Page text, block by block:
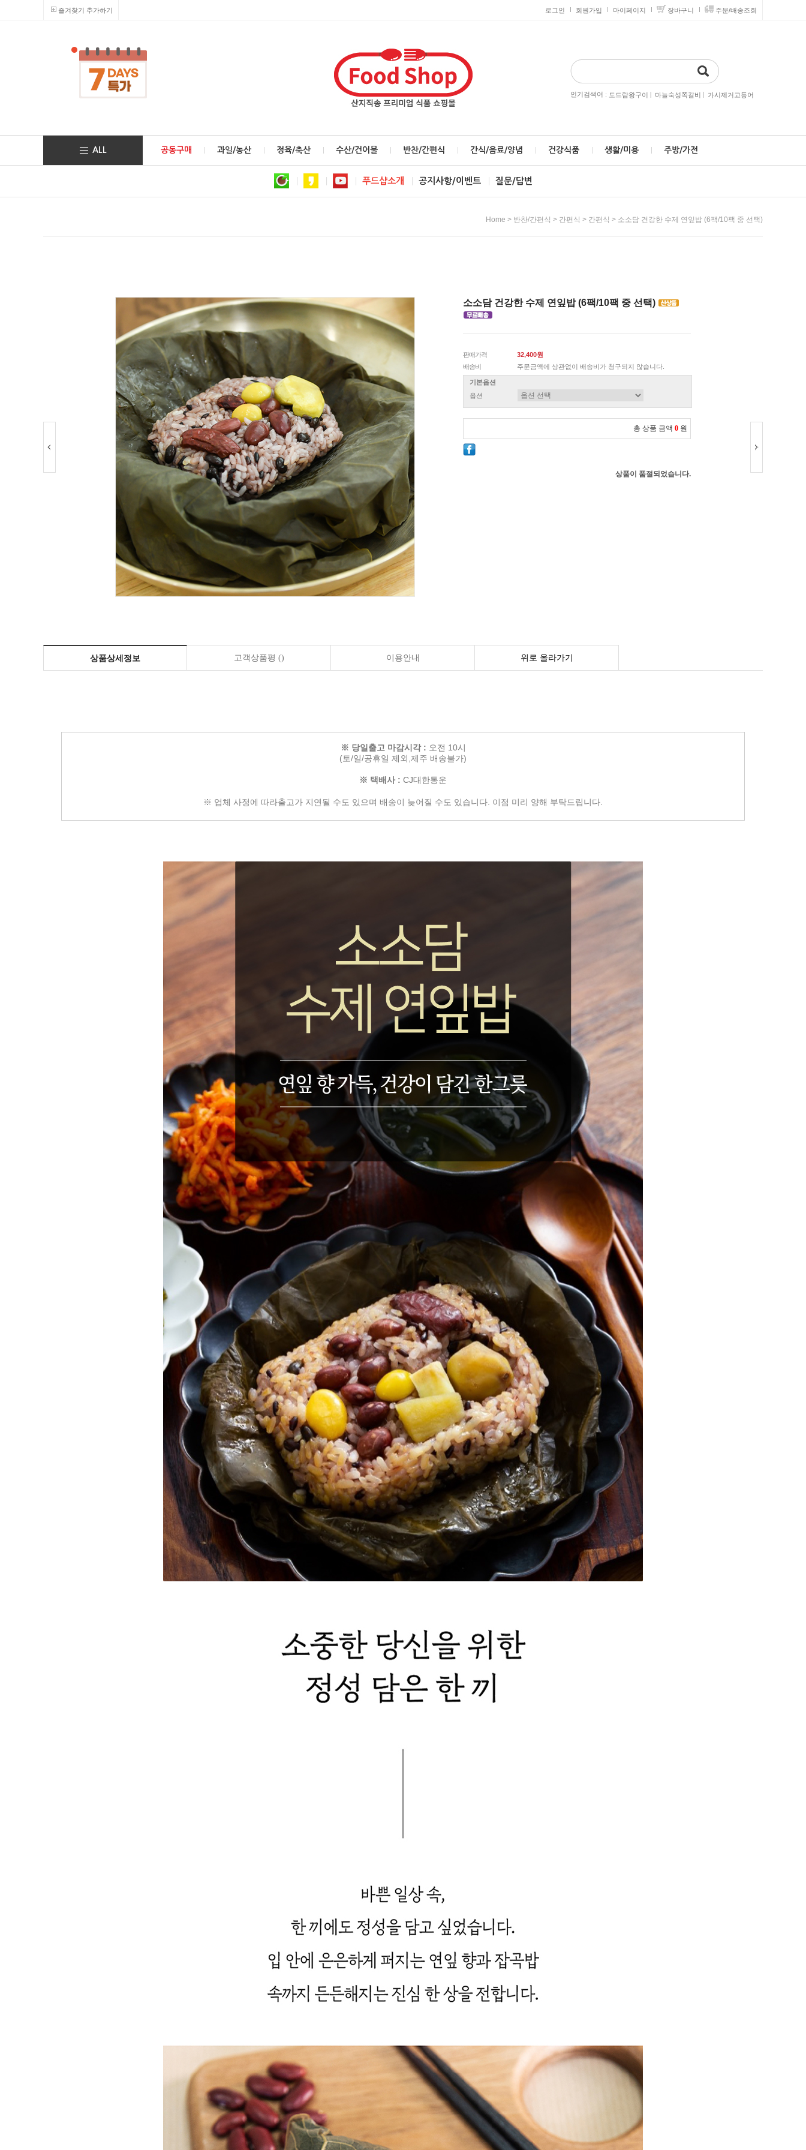
즐겨찾기 추가하기 로그인 회원가입 마이페이지 장바구니 주문/배송조회
인기검색어 : 도드람왕구이 | 마늘숙성쪽갈비 | 가시제거고등어
ALL 공동구매 과일/농산 정육/축산 수산/건어물 반찬/간편식 간식/음료/양념 건강식품 생활/미용 주방/가전
푸드샵소개 공지사항/이벤트 질문/답변
Home > 반찬/간편식 > 간편식 > 간편식 > 소소담 건강한 수제 연잎밥 (6팩/10팩 중 선택)
소소담 건강한 수제 연잎밥 (6팩/10팩 중 선택)
판매가격
32,400원
배송비
주문금액에 상관없이 배송비가 청구되지 않습니다.
기본옵션
옵션
총 상품 금액 0 원
상품이 품절되었습니다.
상품상세정보 고객상품평 () 이용안내 위로 올라가기
※ 당일출고 마감시각 : 오전 10시
(토/일/공휴일 제외,제주 배송불가)
※ 택배사 : CJ대한통운
※ 업체 사정에 따라출고가 지연될 수도 있으며 배송이 늦어질 수도 있습니다. 이점 미리 양해 부탁드립니다.